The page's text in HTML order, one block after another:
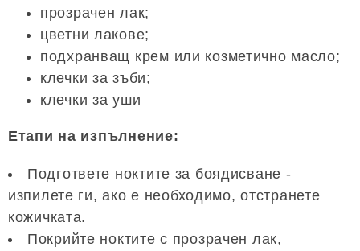
прозрачен лак;
цветни лакове;
подхранващ крем или козметично масло;
клечки за зъби;
клечки за уши
Етапи на изпълнение:
Подгответе ноктите за боядисване -
изпилете ги, ако е необходимо, отстранете
кожичката.
Покрийте ноктите с прозрачен лак,